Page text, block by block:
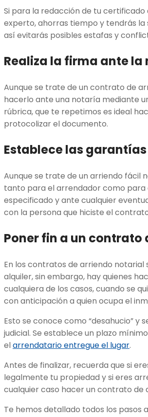
Si para la redacción de tu
experto, ahorras tiempo y tendrás
así evitarás posibles estafas y
Realiza la firma ante la
Aunque se trate de un contrato de
hacerlo ante una notaría mediante
rúbrica, que te repetimos es ideal
protocolizar el documento.
Establece las garantías
Aunque se trate de un arriendo fácil
tanto para el arrendador como
especificado y ante cualquier
con la persona que hiciste el
Poner fin a un
En los contratos de arriendo
alquiler, sin embargo, hay quienes
cualquiera de los casos, cuando se
con anticipación a quien ocupa el
Esto se conoce como “desahucio”
judicial. Se establece un plazo
elarrendatario entregue el lugar.
Antes de finalizar, recuerda que si
legalmente tu propiedad y si eres
cualquier caso hacer un contrato de
Te hemos detallado todos los pasos